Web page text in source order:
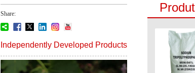
Share:
Independently Developed Products